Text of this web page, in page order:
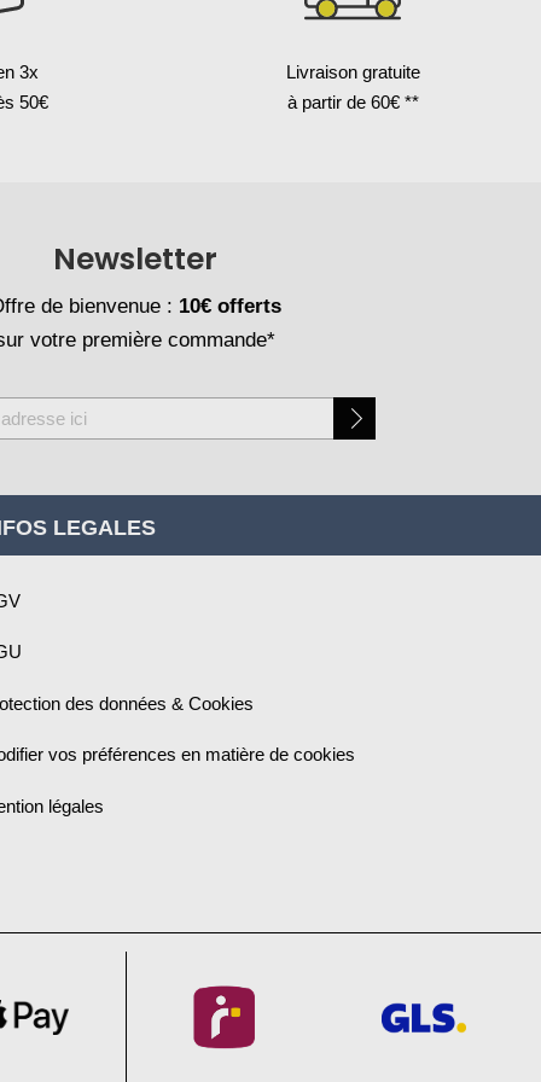
3x
50€
Livraison gratuite
à partir de 60€ **
Newsletter
de bienvenue : 10€ offerts
votre première commande*
LEGALES
des données & Cookies
vos préférences en matière de cookies
légales